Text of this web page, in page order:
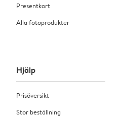
Presentkort
Alla fotoprodukter
Hjälp
Prisöversikt
Stor beställning